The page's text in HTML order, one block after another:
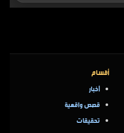
أقسام
أخبار
قصص واقعية
تحقيقات